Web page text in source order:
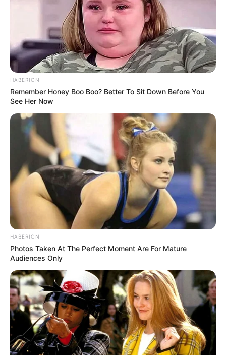
HABERION
Remember Honey Boo Boo? Better To Sit Down Before You
See Her Now
HABERION
Photos Taken At The Perfect Moment Are For Mature
Audiences Only